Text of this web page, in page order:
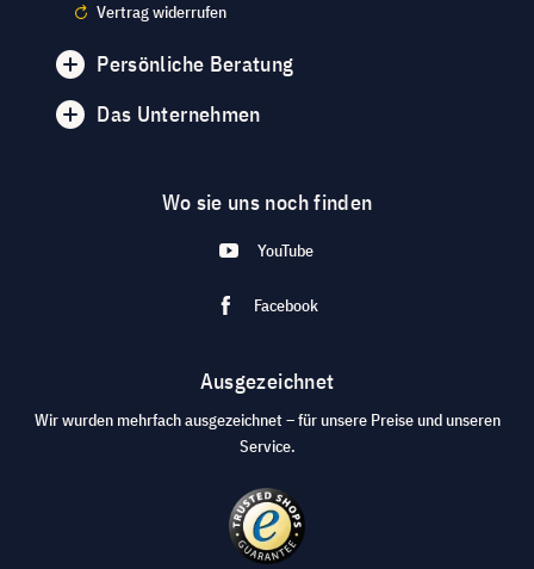
Vertrag widerrufen
Persönliche Beratung
Das Unternehmen
Wo sie uns noch finden
YouTube
Facebook
Ausgezeichnet
Wir wurden mehrfach ausgezeichnet – für unsere Preise und unseren
Service.